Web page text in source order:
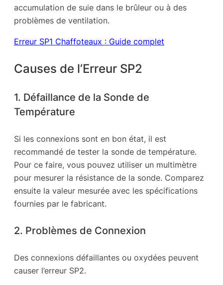
accumulation de suie dans le brûleur ou à des
problèmes de ventilation.
Erreur SP1 Chaffoteaux : Guide complet
Causes de l’Erreur SP2
1. Défaillance de la Sonde de
Température
Si les connexions sont en bon état, il est
recommandé de tester la sonde de température.
Pour ce faire, vous pouvez utiliser un multimètre
pour mesurer la résistance de la sonde. Comparez
ensuite la valeur mesurée avec les spécifications
fournies par le fabricant.
2. Problèmes de Connexion
Des connexions défaillantes ou oxydées peuvent
causer l’erreur SP2.